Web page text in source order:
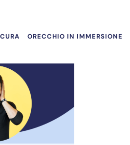
ORECCHIO IN IMMERSIONE